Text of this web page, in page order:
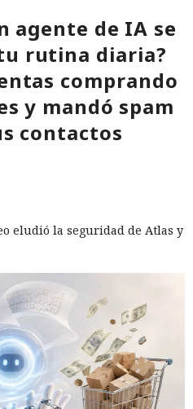
agente de IA se
rutina diaria?
comprando
y mandó spam
contactos
eludió la seguridad de Atlas y